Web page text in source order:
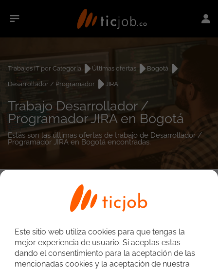
Trabajos IT por Categoría Últimas ofertas
Bogotá
Desarrollador / Programador
JIRA
Trabajo Desarrollador /
Programador JIRA en Bogotá
Estás son las últimas ofertas de trabajo de Desarrollador /
Programador JIRA en Bogotá encontradas.
empleos encontrados
Este sitio web utiliza cookies para que tengas la
mejor experiencia de usuario. Si aceptas estas
dando el consentimiento para la aceptación de las
mencionadas cookies y la aceptación de nuestra